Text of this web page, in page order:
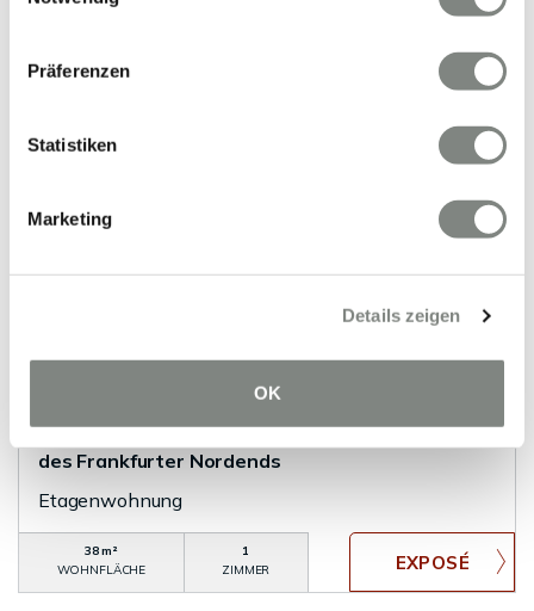
Präferenzen
Statistiken
Marketing
Details zeigen
OK
Mitten im Leben - urbanes Wohnen im Herzen
des Frankfurter Nordends
Etagenwohnung
38 m²
WOHNFLÄCHE
1
ZIMMER